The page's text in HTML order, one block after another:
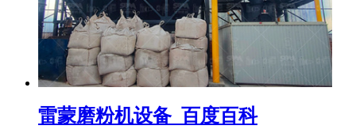
雷蒙磨粉机设备_百度百科